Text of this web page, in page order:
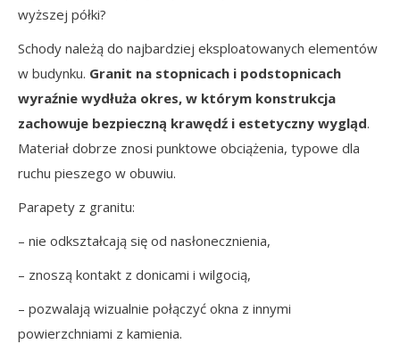
wyższej półki?
Schody należą do najbardziej eksploatowanych elementów
w budynku. Granit na stopnicach i podstopnicach
wyraźnie wydłuża okres, w którym konstrukcja
zachowuje bezpieczną krawędź i estetyczny wygląd.
Materiał dobrze znosi punktowe obciążenia, typowe dla
ruchu pieszego w obuwiu.
Parapety z granitu:
– nie odkształcają się od nasłonecznienia,
– znoszą kontakt z donicami i wilgocią,
– pozwalają wizualnie połączyć okna z innymi
powierzchniami z kamienia.